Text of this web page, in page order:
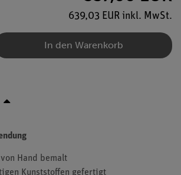
639,03 EUR inkl. MwSt.
In den Warenkorb
Hand bemalt
Kunststoffen gefertigt